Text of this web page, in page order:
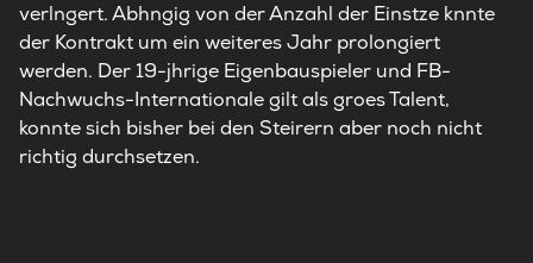
verlngert. Abhngig von der Anzahl der Einstze knnte
der Kontrakt um ein weiteres Jahr prolongiert
werden. Der 19-jhrige Eigenbauspieler und FB-
Nachwuchs-Internationale gilt als groes Talent,
konnte sich bisher bei den Steirern aber noch nicht
richtig durchsetzen.